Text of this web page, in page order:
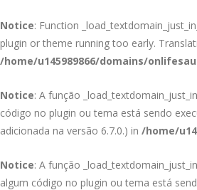
Notice: Function
plugin or theme running too early.
/home/u145989866/domains/
Notice: A função
código no plugin ou tema está sendo
adicionada na versão 6.7.0.) in /home/
Notice: A função
algum código no plugin ou tema está